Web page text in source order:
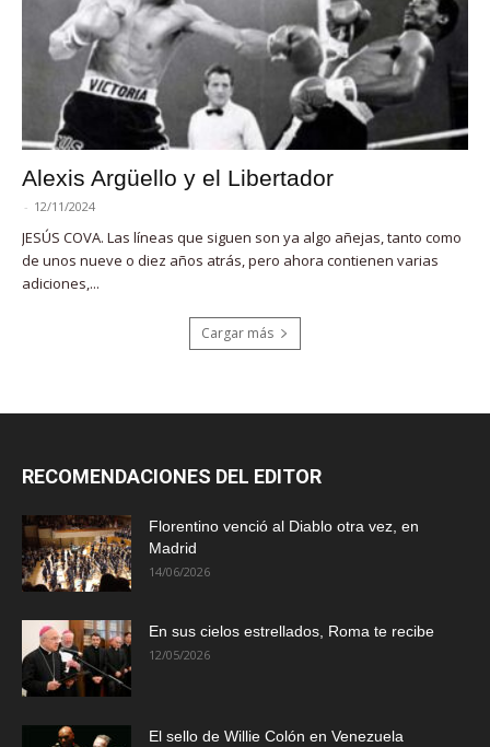
Alexis Argüello y el Libertador
- 12/11/2024
JESÚS COVA. Las líneas que siguen son ya algo añejas, tanto como
de unos nueve o diez años atrás, pero ahora contienen varias
adiciones,...
Cargar más
RECOMENDACIONES DEL EDITOR
Florentino venció al Diablo otra vez, en
Madrid
14/06/2026
En sus cielos estrellados, Roma te recibe
12/05/2026
El sello de Willie Colón en Venezuela